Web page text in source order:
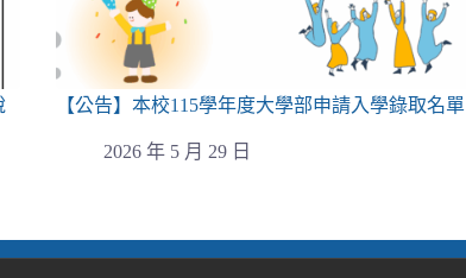
【公告】本校115學年度大學部申請入學錄取名單
2026 年 5 月 29 日